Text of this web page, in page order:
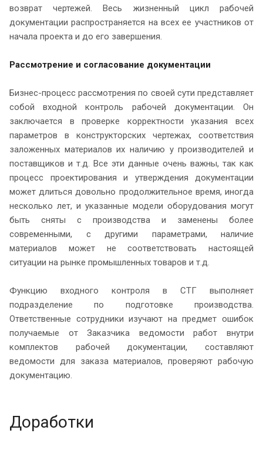
возврат чертежей. Весь жизненный цикл рабочей
документации распространяется на всех ее участников от
начала проекта и до его завершения.
Рассмотрение и согласование документации
Бизнес-процесс рассмотрения по своей сути представляет
собой входной контроль рабочей документации. Он
заключается в проверке корректности указания всех
параметров в конструкторских чертежах, соответствия
заложенных материалов их наличию у производителей и
поставщиков и т.д. Все эти данные очень важны, так как
процесс проектирования и утверждения документации
может длиться довольно продолжительное время, иногда
несколько лет, и указанные модели оборудования могут
быть сняты с производства и заменены более
современными, с другими параметрами, наличие
материалов может не соответствовать настоящей
ситуации на рынке промышленных товаров и т.д.
Функцию входного контроля в СТГ выполняет
подразделение по подготовке производства.
Ответственные сотрудники изучают на предмет ошибок
получаемые от Заказчика ведомости работ внутри
комплектов рабочей документации, составляют
ведомости для заказа материалов, проверяют рабочую
документацию.
Доработки